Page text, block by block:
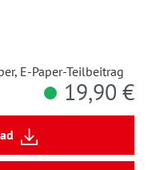
E-Paper-Teilbeitrag
19,90 €